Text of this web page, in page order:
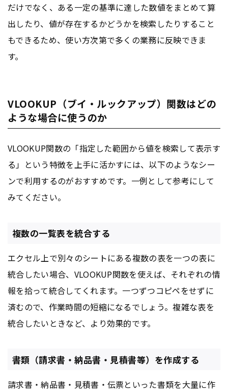
だけでなく、ある一定の基準に達した数値をまとめて算
出したり、値が存在するかどうかを検索したりすること
もできるため、使い方次第で多くの業務に反映できま
す。
VLOOKUP（ブイ・ルックアップ）関数はどの
ような場合に使うのか
VLOOKUP関数の「指定した範囲から値を検索して表示す
る」という特徴を上手に活かすには、以下のようなシー
ンで利用するのがおすすめです。一例として参考にして
みてください。
複数の一覧表を統合する
エクセル上で別々のシートにある複数の表を一つの表に
統合したい場合、VLOOKUP関数を使えば、それぞれの情
報を拾って統合してくれます。一つずつコピペをせずに
済むので、作業時間の短縮になるでしょう。複雑な表を
統合したいときなど、より効果的です。
書類（請求書・納品書・見積書等）を作成する
請求書・納品書・見積書・伝票といった書類を大量に作